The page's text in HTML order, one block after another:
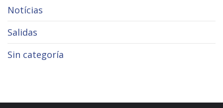
Notícias
Salidas
Sin categoría